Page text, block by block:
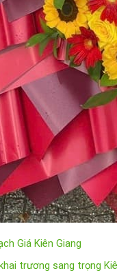
Giá Kiên Giang
trương sang trọng